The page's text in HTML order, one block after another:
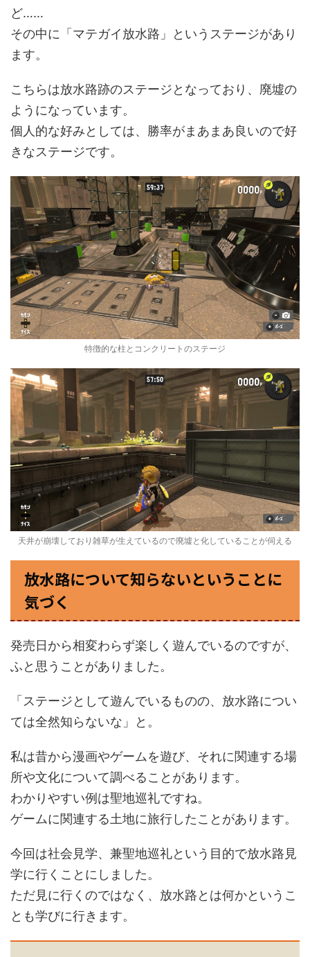
ど……
その中に「マテガイ放水路」というステージがあり
ます。
こちらは放水路跡のステージとなっており、廃墟の
ようになっています。
個人的な好みとしては、勝率がまあまあ良いので好
きなステージです。
特徴的な柱とコンクリートのステージ
天井が崩壊しており雑草が生えているので廃墟と化していることが伺える
放水路について知らないということに
気づく
発売日から相変わらず楽しく遊んでいるのですが、
ふと思うことがありました。
「ステージとして遊んでいるものの、放水路につい
ては全然知らないな」と。
私は昔から漫画やゲームを遊び、それに関連する場
所や文化について調べることがあります。
わかりやすい例は聖地巡礼ですね。
ゲームに関連する土地に旅行したことがあります。
今回は社会見学、兼聖地巡礼という目的で放水路見
学に行くことにしました。
ただ見に行くのではなく、放水路とは何かというこ
とも学びに行きます。